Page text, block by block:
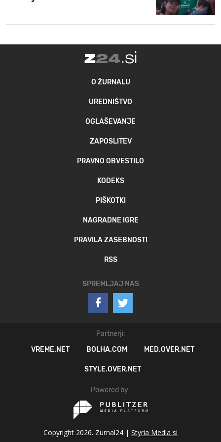
MOJ
O ŽURNALU
UREDNIŠTVO
OGLAŠEVANJE
ZAPOSLITEV
PRAVNO OBVESTILO
KODEKS
PIŠKOTKI
NAGRADNE IGRE
PRAVILA ZASEBNOSTI
RSS
SPREMLJAJ NAS
Partnerji:
VREME.NET
BOLHA.COM MED.OVER.NET
STYLE.OVER.NET
Powered by:
Copyright 2026. Zurnal24 | Styria Media si